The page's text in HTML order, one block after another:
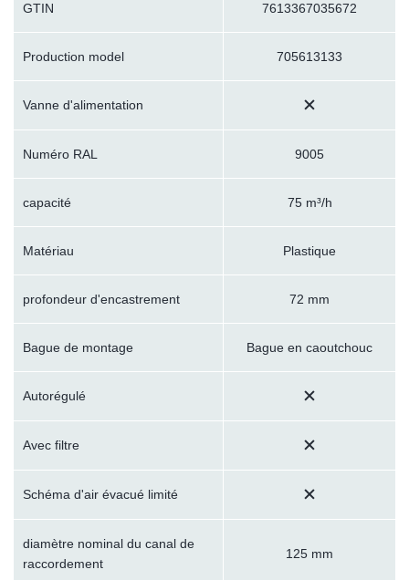
GTIN 7613367035672
Production model 705613133
Vanne d'alimentation
Numéro RAL 9005
capacité 75 m³/h
Matériau Plastique
profondeur d'encastrement 72 mm
Bague de montage Bague en caoutchouc
Autorégulé
Avec filtre
Schéma d'air évacué limité
diamètre nominal du canal de
raccordement
125 mm